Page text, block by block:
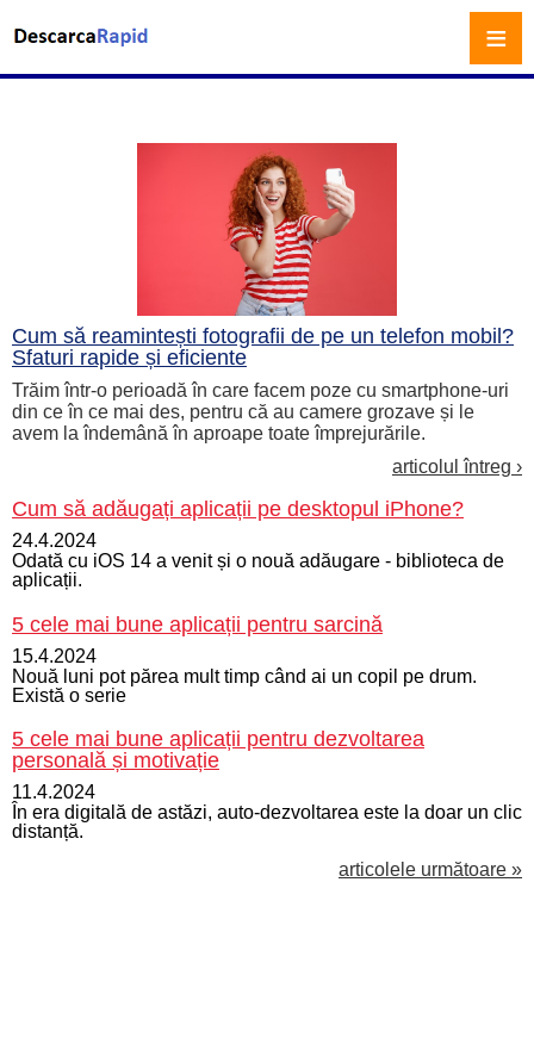
Cum să reamintești fotografii de pe un telefon mobil?
Sfaturi rapide și eficiente
Trăim într-o perioadă în care facem poze cu smartphone-uri
din ce în ce mai des, pentru că au camere grozave și le
avem la îndemână în aproape toate împrejurările.
articolul întreg ›
Cum să adăugați aplicații pe desktopul iPhone?
24.4.2024
Odată cu iOS 14 a venit și o nouă adăugare - biblioteca de
aplicații.
5 cele mai bune aplicații pentru sarcină
15.4.2024
Nouă luni pot părea mult timp când ai un copil pe drum.
Există o serie
5 cele mai bune aplicații pentru dezvoltarea
personală și motivație
11.4.2024
În era digitală de astăzi, auto-dezvoltarea este la doar un clic
distanță.
articolele următoare »
≡